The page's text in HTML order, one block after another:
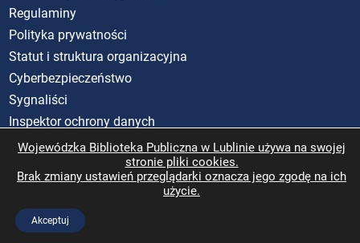
Regulaminy
Polityka prywatności
Statut i struktura organizacyjna
Cyberbezpieczeństwo
Sygnaliści
Inspektor ochrony danych
Standardy Ochrony Małoletnich (SOM)
Rzecznik Praw Obywatelskich
Wojewódzka Biblioteka Publiczna w Lublinie używa na swojej
stronie pliki cookies.
Brak zmiany ustawień przeglądarki oznacza jego zgodę na ich
użycie.
Akceptuj